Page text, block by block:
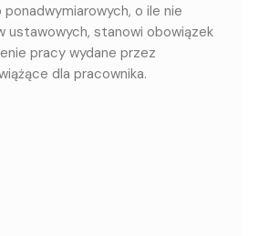
o ile nie
ustawowych, stanowi obowiązek
pracy wydane przez
dla pracownika.